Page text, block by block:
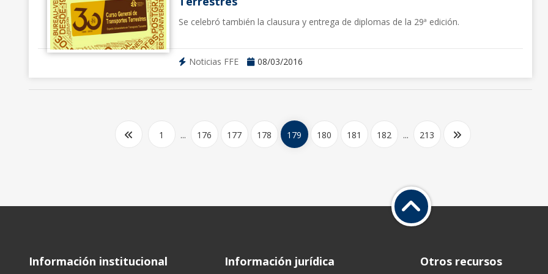
Se celebró también la clausura y entrega de diplomas de la 29ª edición.
Noticias FFE 08/03/2016
1 ... 176 177 178 179 180 181 182 ... 213
Información institucional Información jurídica Otros recursos